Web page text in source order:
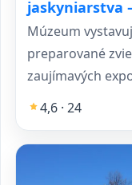
jaskyniarstva
Múzeum
preparované
zaujímavých
4,6 · 24